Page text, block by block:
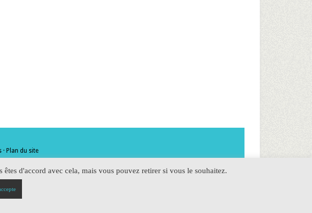
· Plan du site
d'accord avec cela, mais vous pouvez retirer si vous le souhaitez.